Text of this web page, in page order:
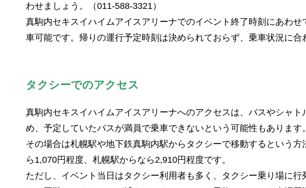
わせましょう。（011-588-3321）
真駒内セキスイハイムアイスアリーナでのイベント終了時刻にあわ
車可能です。帰りの運行予定時刻は決められておらず、乗車状況に合
タクシーでのアクセス
真駒内セキスイハイムアイスアリーナへのアクセスは、バスやシャ
め、予定していたバスが満員で乗車できないという可能性もあります。
その場合は札幌駅や地下鉄真駒内駅からタクシーで移動するという
ら1,070円程度、札幌駅からなら2,910円程度です。
ただし、イベント当日はタクシー利用者も多く、タクシー乗り場に